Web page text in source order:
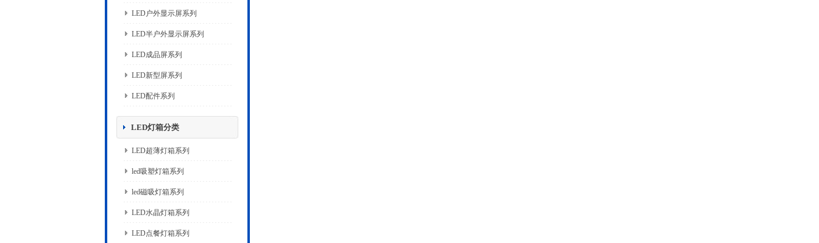
LED户外显示屏系列
LED半户外显示屏系列
LED成品屏系列
LED新型屏系列
LED配件系列
LED灯箱分类
LED超薄灯箱系列
led吸塑灯箱系列
led磁吸灯箱系列
LED水晶灯箱系列
LED点餐灯箱系列